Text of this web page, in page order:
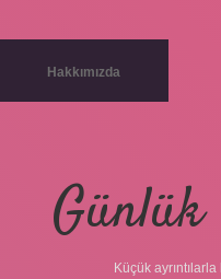
Hakkımızda
Küçük